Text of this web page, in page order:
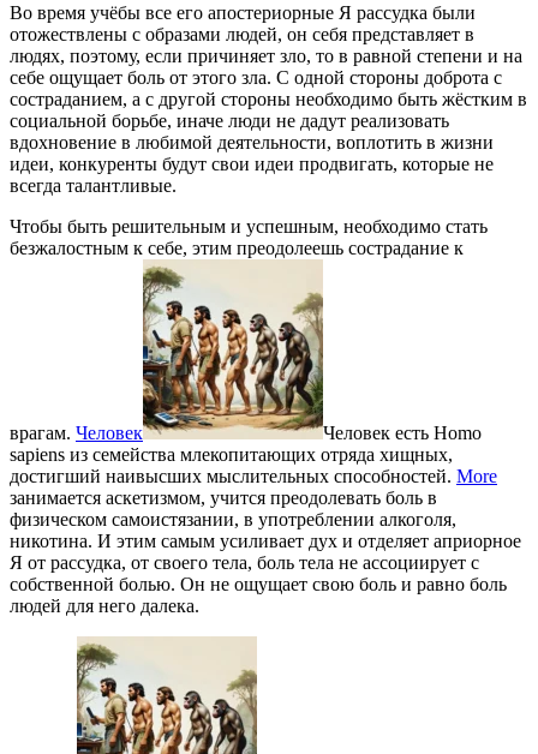
Во время учёбы все его апостериорные Я рассудка были
отожествлены с образами людей, он себя представляет в
людях, поэтому, если причиняет зло, то в равной степени и на
себе ощущает боль от этого зла. С одной стороны доброта с
состраданием, а с другой стороны необходимо быть жёстким в
социальной борьбе, иначе люди не дадут реализовать
вдохновение в любимой деятельности, воплотить в жизни
идеи, конкуренты будут свои идеи продвигать, которые не
всегда талантливые.
Чтобы быть решительным и успешным, необходимо стать
безжалостным к себе, этим преодолеешь сострадание к
врагам. Человек
Человек есть Homo
sapiens из семейства млекопитающих отряда хищных,
достигший наивысших мыслительных способностей. More
занимается аскетизмом, учится преодолевать боль в
физическом самоистязании, в употреблении алкоголя,
никотина. И этим самым усиливает дух и отделяет априорное
Я от рассудка, от своего тела, боль тела не ассоциирует с
собственной болью. Он не ощущает свою боль и равно боль
людей для него далека.